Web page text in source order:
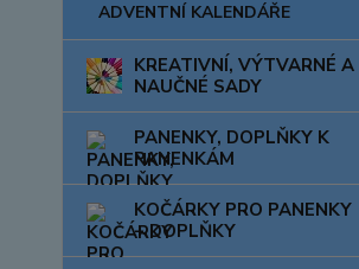
ADVENTNÍ KALENDÁŘE
KREATIVNÍ, VÝTVARNÉ A
NAUČNÉ SADY
PANENKY, DOPLŇKY K
PANENKÁM
KOČÁRKY PRO PANENKY
+ DOPLŇKY